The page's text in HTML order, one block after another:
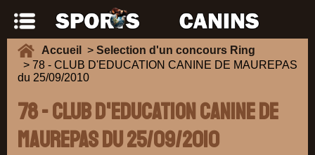
Accueil > Selection d'un concours Ring
> 78 - CLUB D'EDUCATION CANINE DE MAUREPAS
du 25/09/2010
78 - CLUB D'EDUCATION CANINE DE
MAUREPAS du 25/09/2010